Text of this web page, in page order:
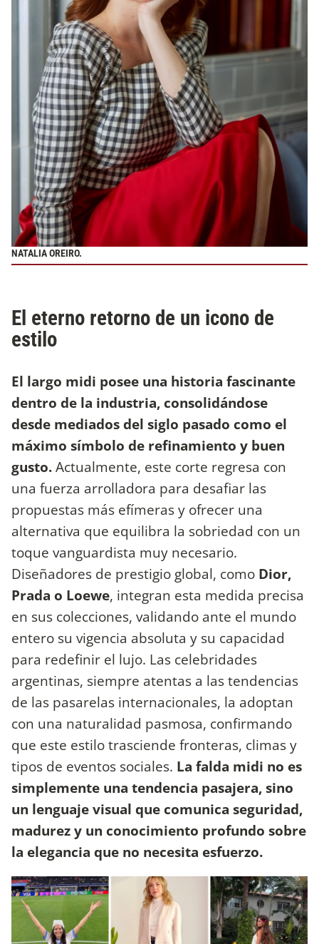
NATALIA OREIRO.
El eterno retorno de un icono de
estilo
El largo midi posee una historia fascinante
dentro de la industria, consolidándose
desde mediados del siglo pasado como el
máximo símbolo de refinamiento y buen
gusto.Actualmente, este corte regresa con
una fuerza arrolladora para desafiar las
propuestas más efímeras y ofrecer una
alternativa que equilibra la sobriedad con un
toque vanguardista muy necesario.
Diseñadores de prestigio global, como Dior,
Prada o Loewe, integran esta medida precisa
en sus colecciones, validando ante el mundo
entero su vigencia absoluta y su capacidad
para redefinir el lujo. Las celebridades
argentinas, siempre atentas a las tendencias
de las pasarelas internacionales, la adoptan
con una naturalidad pasmosa, confirmando
que este estilo trasciende fronteras, climas y
tipos de eventos sociales. La falda midi no es
simplemente una tendencia pasajera, sino
un lenguaje visual que comunica seguridad,
madurez y un conocimiento profundo sobre
la elegancia que no necesita esfuerzo.